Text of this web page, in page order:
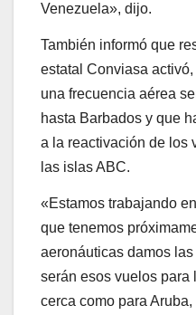
Venezuela», dijo.
También informó que
estatal Conviasa
una frecuencia aérea
hasta Barbados y que
a la reactivación de los
las islas ABC.
«Estamos trabajando
que tenemos
aeronáuticas damos
serán esos vuelos para
cerca como para